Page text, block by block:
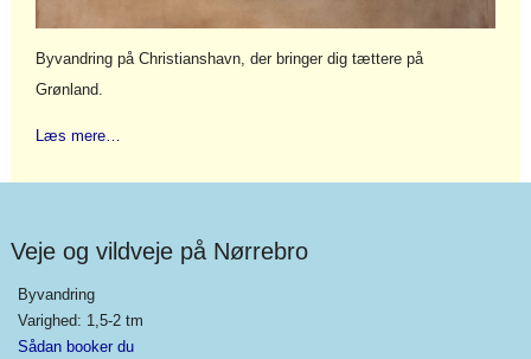
Byvandring på Christianshavn, der bringer dig tættere på
Grønland.
Læs mere…
Veje og vildveje på Nørrebro
Byvandring
Varighed: 1,5-2 tm
Sådan booker du